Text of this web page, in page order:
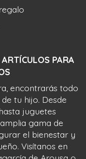
PARA
encontrarás todo
tu hijo. Desde
juguetes
gama de
el bienestar y
Visítanos en